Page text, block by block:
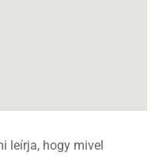
leírja, hogy mivel